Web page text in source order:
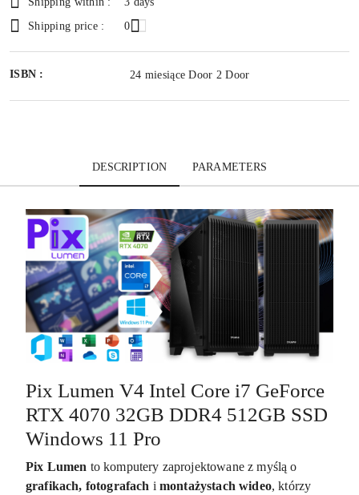
Shipping price :
0
ISBN : 24 miesiące Door 2 Door
DESCRIPTION PARAMETERS
Pix Lumen V4 Intel Core i7 GeForce
RTX 4070 32GB DDR4 512GB SSD
Windows 11 Pro
Pix Lumen to komputery zaprojektowane z myślą o
grafikach, fotografach imontażystach wideo, którzy